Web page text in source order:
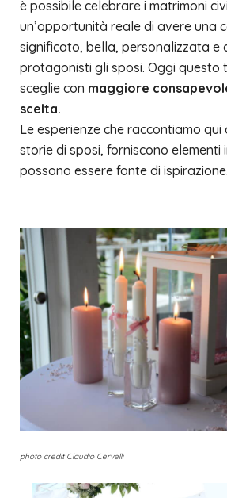
è possibile celebrare i matrimoni
un’opportunità reale di avere una
significato, bella, personalizzata e
protagonisti gli sposi. Oggi questo
sceglie con maggiore
scelta.
Le esperienze che raccontiamo
storie di sposi, forniscono elementi
possono essere fonte di ispirazione.
photo credit Claudio Cervelli